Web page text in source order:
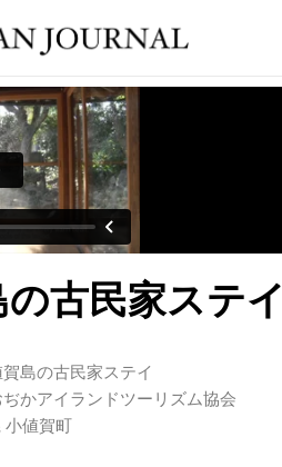
古民家ステイ
島の古民家ステイ
かアイランドツーリズム協会
小値賀町